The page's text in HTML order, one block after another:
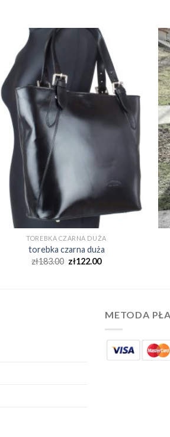
TOREBKA CZARNA DUŻA
torebka czarna duża
zł183.00 zł122.00
METODA